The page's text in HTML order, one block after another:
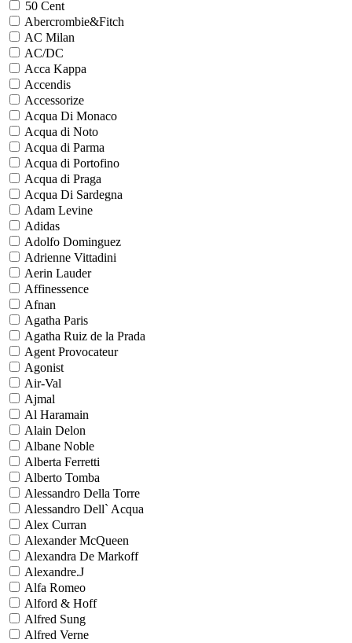
50 Cent
Abercrombie&Fitch
AC Milan
AC/DC
Acca Kappa
Accendis
Accessorize
Acqua Di Monaco
Acqua di Noto
Acqua di Parma
Acqua di Portofino
Acqua di Praga
Acqua Di Sardegna
Adam Levine
Adidas
Adolfo Dominguez
Adrienne Vittadini
Aerin Lauder
Affinessence
Afnan
Agatha Paris
Agatha Ruiz de la Prada
Agent Provocateur
Agonist
Air-Val
Ajmal
Al Haramain
Alain Delon
Albane Noble
Alberta Ferretti
Alberto Tomba
Alessandro Della Torre
Alessandro Dell` Acqua
Alex Curran
Alexander McQueen
Alexandra De Markoff
Alexandre.J
Alfa Romeo
Alford & Hoff
Alfred Sung
Alfred Verne